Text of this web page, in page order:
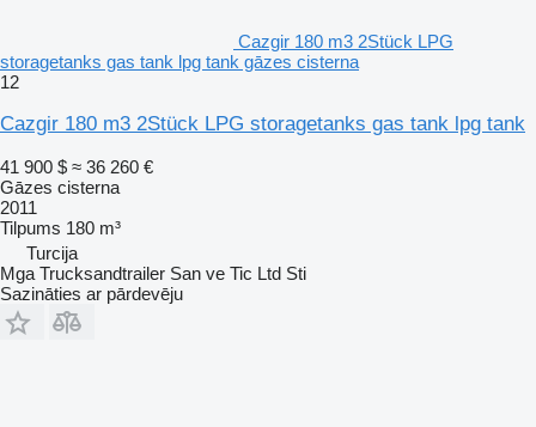
Cazgir 180 m3 2Stück LPG
storagetanks gas tank lpg tank gāzes cisterna
12
Cazgir 180 m3 2Stück LPG storagetanks gas tank lpg tank
41 900 $ ≈ 36 260 €
Gāzes cisterna
2011
Tilpums 180 m³
Turcija
Mga Trucksandtrailer San ve Tic Ltd Sti
Sazināties ar pārdevēju